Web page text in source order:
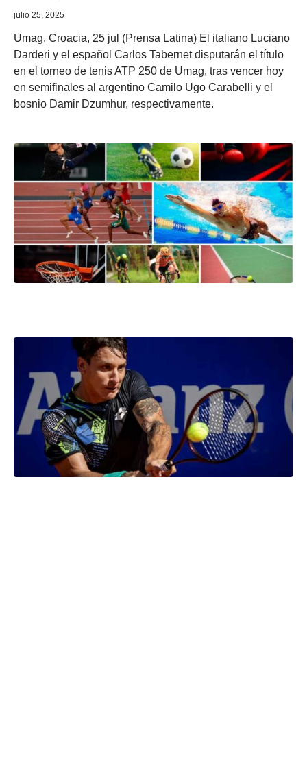
julio 25, 2025
Umag, Croacia, 25 jul (Prensa Latina) El italiano Luciano
Darderi y el español Carlos Tabernet disputarán el título
en el torneo de tenis ATP 250 de Umag, tras vencer hoy
en semifinales al argentino Camilo Ugo Carabelli y el
bosnio Damir Dzumhur, respectivamente.